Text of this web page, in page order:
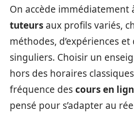
On accède immédiatement
tuteurs aux profils variés,
méthodes, d’expériences et
singuliers. Choisir un
hors des horaires
fréquence descours en
pensé pour s’adapter au